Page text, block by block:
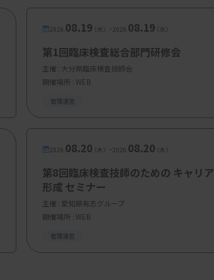
2026. 08.19（水） -2026. 08.19（水）
第1回臨床検査総合部門研修会
主催 : 大分県臨床検査技師会
開催場所 : WEB
管理運営
2026. 08.20（木） -2026. 08.20（木）
第8回臨床検査技師のための キャリア
形成 セミナー
主催 : 愛知県有志グループ
開催場所 : WEB
管理運営